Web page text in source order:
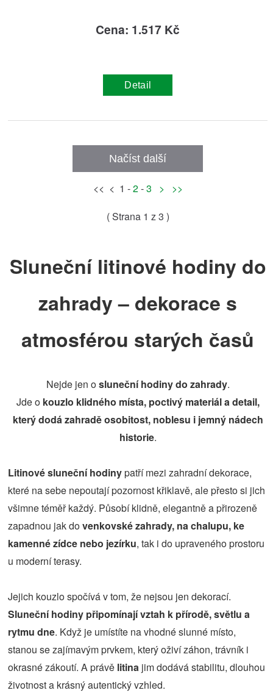
Cena: 1.517 Kč
Detail
Načíst další
<< < 1 -2-3 >
>>
( Strana 1 z 3 )
Sluneční litinové hodiny do
zahrady – dekorace s
atmosférou starých časů
Nejde jen osluneční hodiny do zahrady.
Jde o kouzlo klidného místa, poctivý materiál a detail,
který dodá zahradě osobitost, noblesu i jemný nádech
historie.
Litinové sluneční hodinypatří mezi zahradní dekorace,
které na sebe nepoutají pozornost křiklavě, ale přesto si jich
všimne téměř každý. Působí klidně, elegantně a přirozeně
zapadnou jak dovenkovské zahrady, na chalupu, ke
kamenné zídce nebo jezírku, tak i do upraveného prostoru
u moderní terasy.
Jejich kouzlo spočívá v tom, že nejsou jen dekorací.
Sluneční hodiny připomínají vztah k přírodě, světlu a
rytmu dne. Když je umístíte na vhodné slunné místo,
stanou se zajímavým prvkem, který oživí záhon, trávník i
okrasné zákoutí. A právě litina jim dodává stabilitu, dlouhou
životnost a krásný autentický vzhled.